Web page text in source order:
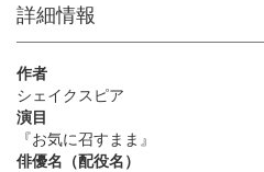
詳細情報
作者
シェイクスピア
演目
『お気に召すまま』
俳優名（配役名）